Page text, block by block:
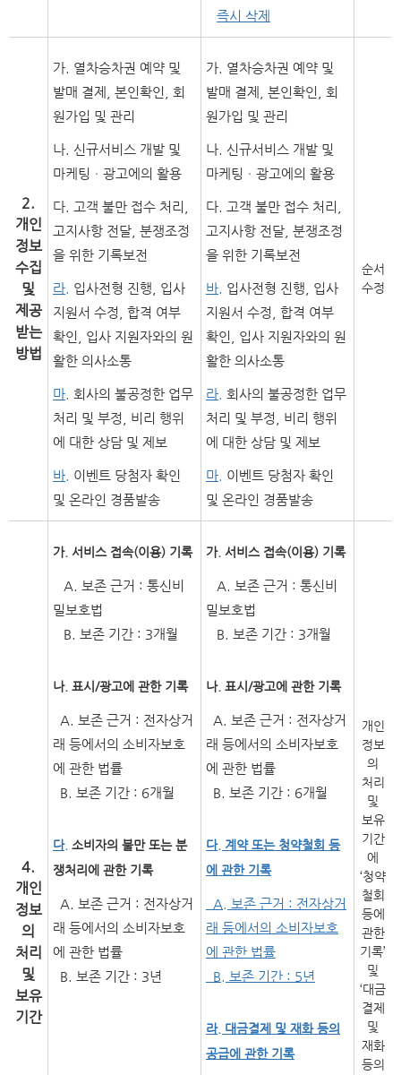
즉시 삭제
2.
개인
정보
수집
및
제공
받는
방법
가. 열차승차권 예약 및
발매 결제, 본인확인, 회
원가입 및 관리
나. 신규서비스 개발 및
마케팅ㆍ광고에의 활용
다. 고객 불만 접수 처리,
고지사항 전달, 분쟁조정
을 위한 기록보전
라. 입사전형 진행, 입사
지원서 수정, 합격 여부
확인, 입사 지원자와의 원
활한 의사소통
마. 회사의 불공정한 업무
처리 및 부정, 비리 행위
에 대한 상담 및 제보
바. 이벤트 당첨자 확인
및 온라인 경품발송
가. 열차승차권 예약 및
발매 결제, 본인확인, 회
원가입 및 관리
나. 신규서비스 개발 및
마케팅ㆍ광고에의 활용
다. 고객 불만 접수 처리,
고지사항 전달, 분쟁조정
을 위한 기록보전
바. 입사전형 진행, 입사
지원서 수정, 합격 여부
확인, 입사 지원자와의 원
활한 의사소통
라. 회사의 불공정한 업무
처리 및 부정, 비리 행위
에 대한 상담 및 제보
마. 이벤트 당첨자 확인
및 온라인 경품발송
순서
수정
4.
개인
정보
의
처리
및
보유
기간
가. 서비스 접속(이용) 기록
A. 보존 근거 : 통신비
밀보호법
B. 보존 기간 : 3개월
나. 표시/광고에 관한 기록
A. 보존 근거 : 전자상거
래 등에서의 소비자보호
에 관한 법률
B. 보존 기간 : 6개월
다. 소비자의 불만 또는 분
쟁처리에 관한 기록
A. 보존 근거 : 전자상거
래 등에서의 소비자보호
에 관한 법률
B. 보존 기간 : 3년
가. 서비스 접속(이용) 기록
A. 보존 근거 : 통신비
밀보호법
B. 보존 기간 : 3개월
나. 표시/광고에 관한 기록
A. 보존 근거 : 전자상거
래 등에서의 소비자보호
에 관한 법률
B. 보존 기간 : 6개월
다. 계약 또는 청약철회 등
에 관한 기록
A. 보존 근거 : 전자상거
래 등에서의 소비자보호
에 관한 법률
B. 보존 기간 : 5년
라. 대금결제 및 재화 등의
공급에 관한 기록
개인
정보
의
처리
및
보유
기간
에
‘청약
철회
등에
관한
기록’
및
‘대금
결제
및
재화
등의